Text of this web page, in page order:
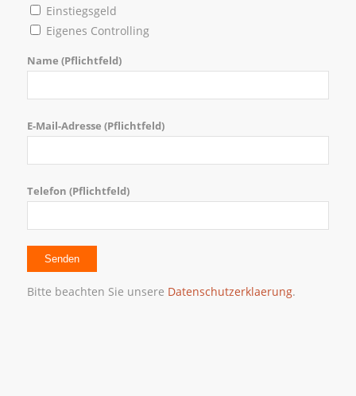
Einstiegsgeld
Eigenes Controlling
Name (Pflichtfeld)
E-Mail-Adresse (Pflichtfeld)
Telefon (Pflichtfeld)
Bitte beachten Sie unsere Datenschutzerklaerung.